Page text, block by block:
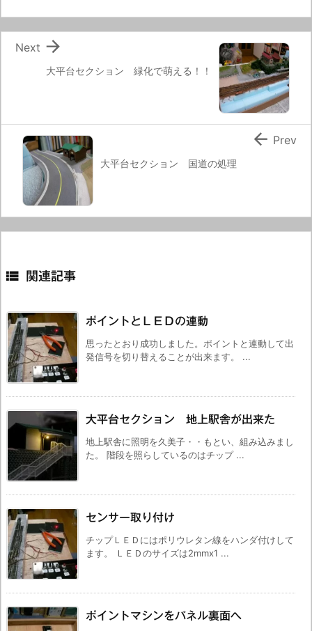
大平台セクション 緑化で萌える！！

Next
大平台セクション 国道の処理
 Prev
 関連記事
ポイントとＬＥＤの連動
思ったとおり成功しました。ポイントと連動して出
発信号を切り替えることが出来ます。 ...
大平台セクション 地上駅舎が出来た
地上駅舎に照明を久美子・・もとい、組み込みまし
た。 階段を照らしているのはチップ ...
センサー取り付け
チップＬＥＤにはポリウレタン線をハンダ付けして
ます。 ＬＥＤのサイズは2mmx1 ...
ポイントマシンをパネル裏面へ